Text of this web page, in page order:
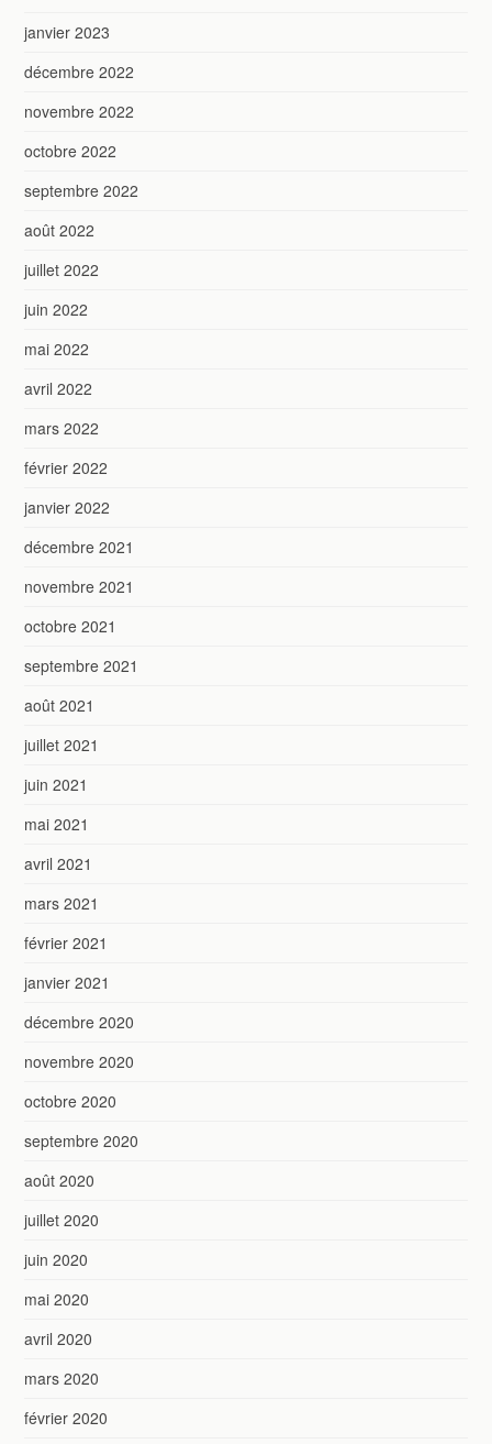
janvier 2023
décembre 2022
novembre 2022
octobre 2022
septembre 2022
août 2022
juillet 2022
juin 2022
mai 2022
avril 2022
mars 2022
février 2022
janvier 2022
décembre 2021
novembre 2021
octobre 2021
septembre 2021
août 2021
juillet 2021
juin 2021
mai 2021
avril 2021
mars 2021
février 2021
janvier 2021
décembre 2020
novembre 2020
octobre 2020
septembre 2020
août 2020
juillet 2020
juin 2020
mai 2020
avril 2020
mars 2020
février 2020